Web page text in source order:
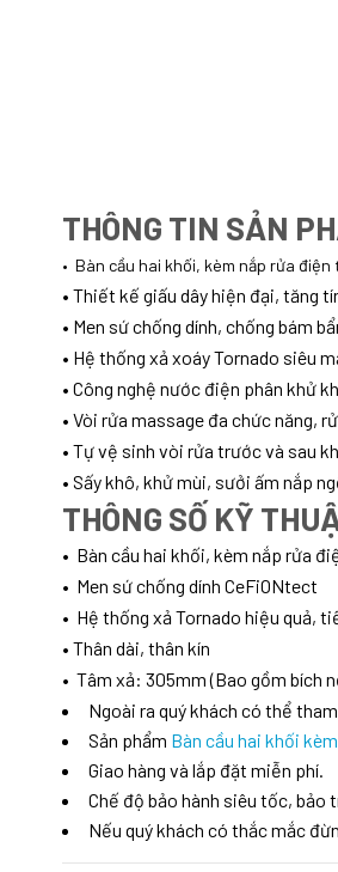
THÔNG TIN SẢN
• Bàn cầu hai khối, kèm nắp rửa điện
• Thiết kế giấu dây hiện đại, tăng
• Men sứ chống dính, chống bám
• Hệ thống xả xoáy Tornado siêu
• Công nghệ nước điện phân khử
• Vòi rửa massage đa chức năng,
• Tự vệ sinh vòi rửa trước và sau
• Sấy khô, khử mùi, sưởi ấm nắp
THÔNG SỐ KỸ
• Bàn cầu hai khối, kèm nắp rửa
• Men sứ chống dính CeFiONtect
• Hệ thống xả Tornado hiệu quả,
• Thân dài, thân kín
• Tâm xả: 305mm (Bao gồm bích
Ngoài ra quý khách có thể
Sản phẩm Bàn cầu hai khối
Giao hàng và lắp đặt miễn phí.
Chế độ bảo hành siêu tốc, bảo
Nếu quý khách có thắc mắc